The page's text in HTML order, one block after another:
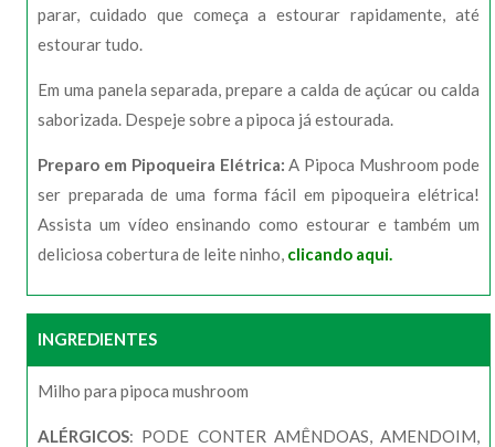
parar, cuidado que começa a estourar rapidamente, até
estourar tudo.
Em uma panela separada, prepare a calda de açúcar ou calda
saborizada. Despeje sobre a pipoca já estourada.
Preparo em Pipoqueira Elétrica: A Pipoca Mushroom pode
ser preparada de uma forma fácil em pipoqueira elétrica!
Assista um vídeo ensinando como estourar e também um
deliciosa cobertura de leite ninho, clicando aqui.
INGREDIENTES
Milho para pipoca mushroom
ALÉRGICOS: PODE CONTER AMÊNDOAS, AMENDOIM,